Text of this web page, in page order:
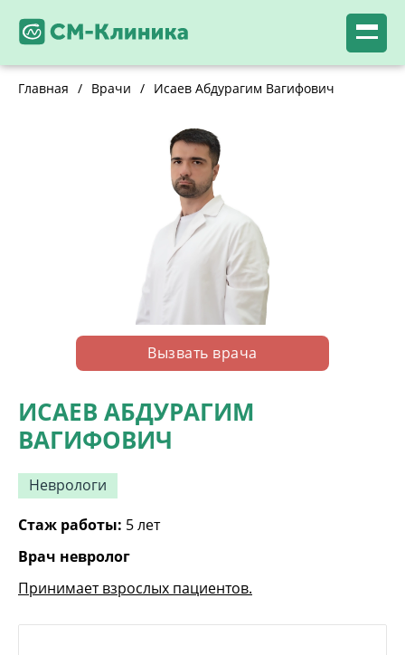
Главная / Врачи / Исаев Абдурагим Вагифович
Вызвать врача
ИСАЕВ АБДУРАГИМ
ВАГИФОВИЧ
Неврологи
Стаж работы: 5 лет
Врач невролог
Принимает взрослых пациентов.